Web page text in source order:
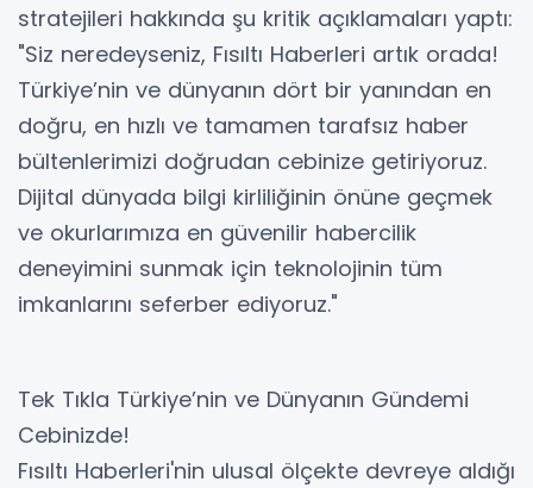
stratejileri hakkında şu kritik açıklamaları yaptı:
​"Siz neredeyseniz, Fısıltı Haberleri artık orada!
Türkiye’nin ve dünyanın dört bir yanından en
doğru, en hızlı ve tamamen tarafsız haber
bültenlerimizi doğrudan cebinize getiriyoruz.
Dijital dünyada bilgi kirliliğinin önüne geçmek
ve okurlarımıza en güvenilir habercilik
deneyimini sunmak için teknolojinin tüm
imkanlarını seferber ediyoruz."
​Tek Tıkla Türkiye’nin ve Dünyanın Gündemi
Cebinizde!
​Fısıltı Haberleri'nin ulusal ölçekte devreye aldığı